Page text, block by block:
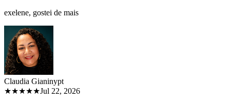
exelene, gostei de mais
Claudia Gianinypt
★★★★★Jul 22, 2026